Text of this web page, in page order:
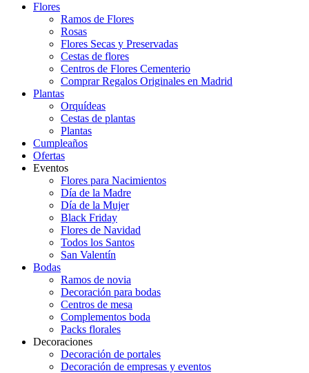
Flores
Ramos de Flores
Rosas
Flores Secas y Preservadas
Cestas de flores
Centros de Flores Cementerio
Comprar Regalos Originales en Madrid
Plantas
Orquídeas
Cestas de plantas
Plantas
Cumpleaños
Ofertas
Eventos
Flores para Nacimientos
Día de la Madre
Día de la Mujer
Black Friday
Flores de Navidad
Todos los Santos
San Valentín
Bodas
Ramos de novia
Decoración para bodas
Centros de mesa
Complementos boda
Packs florales
Decoraciones
Decoración de portales
Decoración de empresas y eventos